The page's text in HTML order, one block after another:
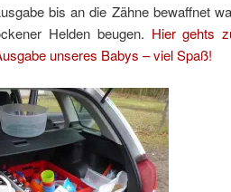
bis an die Zähne bewaffnet
Helden beugen. Hier gehts
unseres Babys – viel Spaß!